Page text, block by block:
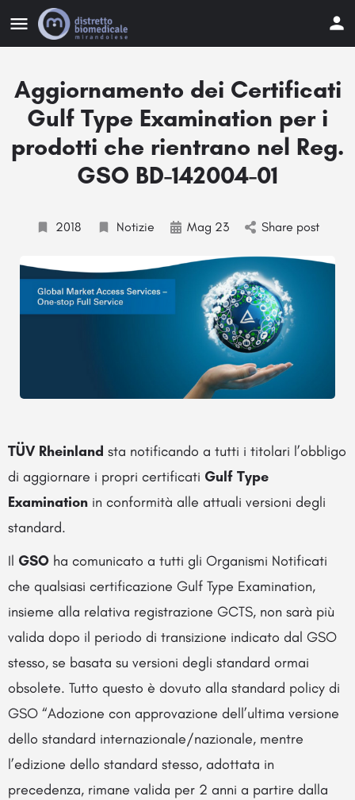
Aggiornamento dei Certificati
Gulf Type Examination per i
prodotti che rientrano nel Reg.
GSO BD-142004-01
2018 Notizie Mag 23 Share post
TÜV Rheinland sta notificando a tutti i titolari l’obbligo
di aggiornare i propri certificati Gulf Type
Examination in conformità alle attuali versioni degli
standard.
Il GSO ha comunicato a tutti gli Organismi Notificati
che qualsiasi certificazione Gulf Type Examination,
insieme alla relativa registrazione GCTS, non sarà più
valida dopo il periodo di transizione indicato dal GSO
stesso, se basata su versioni degli standard ormai
obsolete. Tutto questo è dovuto alla standard policy di
GSO “Adozione con approvazione dell’ultima versione
dello standard internazionale/nazionale, mentre
l’edizione dello standard stesso, adottata in
precedenza, rimane valida per 2 anni a partire dalla